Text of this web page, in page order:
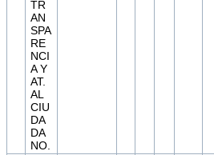
TR
AN
SPA
RE
NCI
A Y
AT.
AL
CIU
DA
DA
NO.